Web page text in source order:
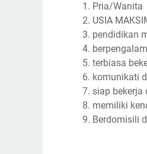
Pria/Wanita
USIA
pendidikan
terbiasa
komunikati
siap bekerja
memiliki
Berdomisili